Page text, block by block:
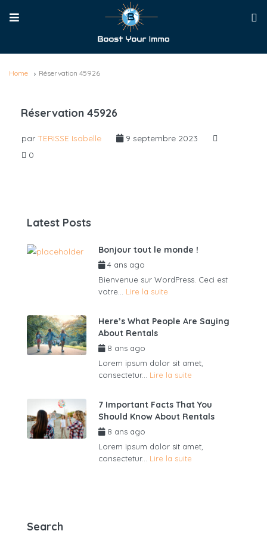
Home Réservation 45926
Réservation 45926
par TERISSE Isabelle
9 septembre 2023
0
Latest Posts
Bonjour tout le monde !
4 ans ago
Bienvenue sur WordPress. Ceci est
votre... Lire la suite
Here’s What People Are Saying
About Rentals
8 ans ago
Lorem ipsum dolor sit amet,
consectetur... Lire la suite
7 Important Facts That You
Should Know About Rentals
8 ans ago
Lorem ipsum dolor sit amet,
consectetur... Lire la suite
Search